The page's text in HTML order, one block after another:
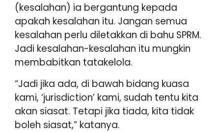
(kesalahan) ia bergantung kepada
apakah kesalahan itu. Jangan semua
kesalahan perlu diletakkan di bahu SPRM.
Jadi kesalahan-kesalahan itu mungkin
membabitkan tatakelola.
“Jadi jika ada, di bawah bidang kuasa
kami, ‘jurisdiction’ kami, sudah tentu kita
akan siasat. Tetapi jika tiada, kita tidak
boleh siasat,” katanya.